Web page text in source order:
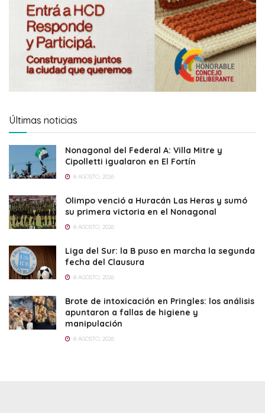
Últimas noticias
Nonagonal del Federal A: Villa Mitre y
Cipolletti igualaron en El Fortín
8 AGOSTO, 2026
Olimpo venció a Huracán Las Heras y sumó
su primera victoria en el Nonagonal
8 AGOSTO, 2026
Liga del Sur: la B puso en marcha la segunda
fecha del Clausura
8 AGOSTO, 2026
Brote de intoxicación en Pringles: los análisis
apuntaron a fallas de higiene y
manipulación
8 AGOSTO, 2026